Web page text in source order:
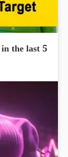
the last 5